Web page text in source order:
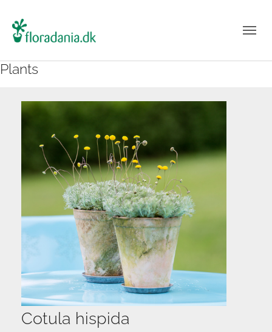
Plants
Cotula hispida